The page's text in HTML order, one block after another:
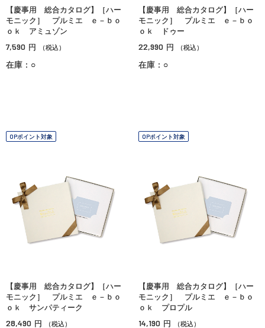
【慶事用 総合カタログ】［ハー
モニック］ プルミエ ｅ－ｂｏ
ｏｋ アミュゾン
7,590 円 （税込）
在庫：○
【慶事用 総合カタログ】［ハー
モニック］ プルミエ ｅ－ｂｏ
ｏｋ ドゥー
22,990 円 （税込）
在庫：○
OPポイント対象
【慶事用 総合カタログ】［ハー
モニック］ プルミエ ｅ－ｂｏ
ｏｋ サンパティーク
28,490 円 （税込）
OPポイント対象
【慶事用 総合カタログ】［ハー
モニック］ プルミエ ｅ－ｂｏ
ｏｋ プロプル
14,190 円 （税込）